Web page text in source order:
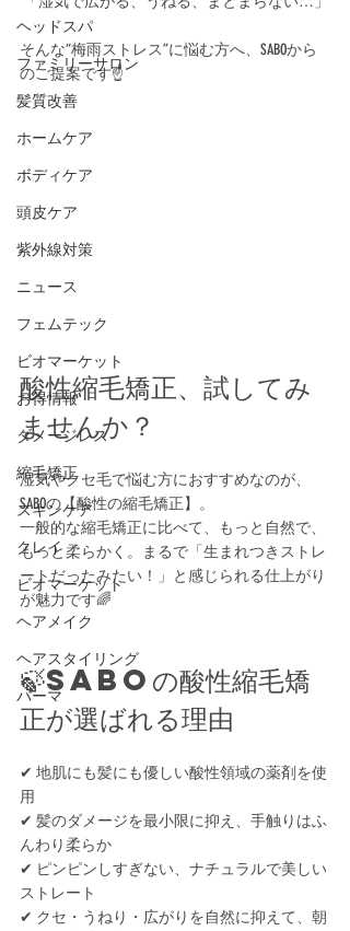
ヘッドスパ
ファミリーサロン
髪質改善
ホームケア
ボディケア
頭皮ケア
紫外線対策
ニュース
フェムテック
ビオマーケット
お得情報
ダメージレス
縮毛矯正
スキンケア
クレイ
ビオマーケット
ヘアメイク
ヘアスタイリング
パーマ
そんな“梅雨ストレス”に悩む方へ、SABOから
のご提案です☝️
酸性縮毛矯正、試してみ
ませんか？
湿気やクセ毛で悩む方におすすめなのが、
SABOの【酸性の縮毛矯正】。
一般的な縮毛矯正に比べて、もっと自然で、
もっと柔らかく。まるで「生まれつきストレ
ートだったみたい！」と感じられる仕上がり
が魅力です🌈
🍃SABOの酸性縮毛矯
正が選ばれる理由
✔ 地肌にも髪にも優しい酸性領域の薬剤を使
用
✔ 髪のダメージを最小限に抑え、手触りはふ
んわり柔らか
✔ ピンピンしすぎない、ナチュラルで美しい
ストレート
✔ クセ・うねり・広がりを自然に抑えて、朝